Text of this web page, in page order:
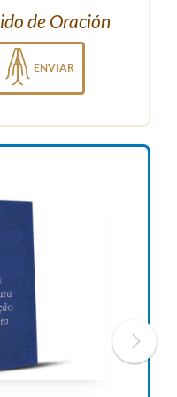
de Oración
ENVIAR